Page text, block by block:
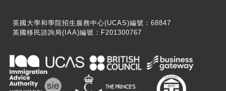
英國大學和學院招生服務中心(UCAS)編號：68847
英國移民諮詢局(IAA)編號：F201300767